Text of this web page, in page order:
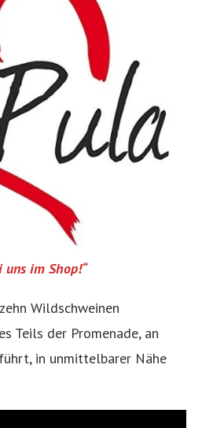
uns im Shop!“
Wildschweinen
Teils der Promenade, an
in unmittelbarer Nähe